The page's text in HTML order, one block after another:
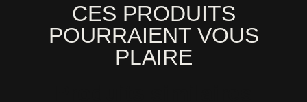
CES PRODUITS
POURRAIENT VOUS
PLAIRE